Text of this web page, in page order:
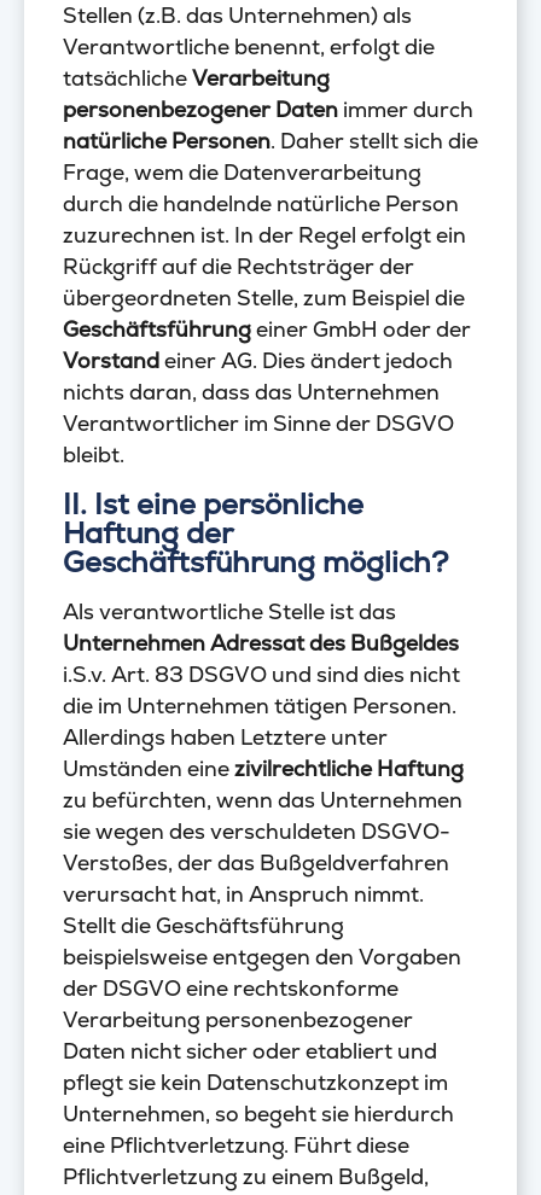
Stellen (z.B. das Unternehmen) als
Verantwortliche benennt, erfolgt die
tatsächlicheVerarbeitung
personenbezogener Daten immer durch
natürliche Personen. Daher stellt sich die
Frage, wem die Datenverarbeitung
durch die handelnde natürliche Person
zuzurechnen ist. In der Regel erfolgt ein
Rückgriff auf die Rechtsträger der
übergeordneten Stelle, zum Beispiel die
Geschäftsführungeiner GmbH oder der
Vorstandeiner AG. Dies ändert jedoch
nichts daran, dass das Unternehmen
Verantwortlicher im Sinne der DSGVO
bleibt.
II. Ist eine persönliche
Haftung der
Geschäftsführung möglich?
Als verantwortliche Stelle ist das
Unternehmen Adressat des Bußgeldes
i.S.v. Art. 83 DSGVO und sind dies nicht
die im Unternehmen tätigen Personen.
Allerdings haben Letztere unter
Umständen einezivilrechtliche Haftung
zu befürchten, wenn das Unternehmen
sie wegen des verschuldeten DSGVO-
Verstoßes, der das Bußgeldverfahren
verursacht hat, in Anspruch nimmt.
Stellt die Geschäftsführung
beispielsweise entgegen den Vorgaben
der DSGVO eine rechtskonforme
Verarbeitung personenbezogener
Daten nicht sicher oder etabliert und
pflegt sie kein Datenschutzkonzept im
Unternehmen, so begeht sie hierdurch
eine Pflichtverletzung. Führt diese
Pflichtverletzung zu einem Bußgeld,